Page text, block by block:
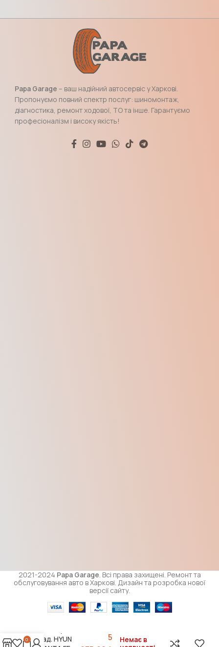
Papa Garage – ваш надійний автосервіс у Харкові.
Пропонуємо повний спектр послуг: шиномонтаж,
діагностика, ремонт ходової, ТО та інше. Гарантуємо
професіоналізм і високу якість!
2021-2024 Papa Garage . Всі права захищені. Ремонт та
обслуговування авто в Харкові. Дизайн та розробка нової
версії сайту.
зад. HYUN
5
Немає в
0